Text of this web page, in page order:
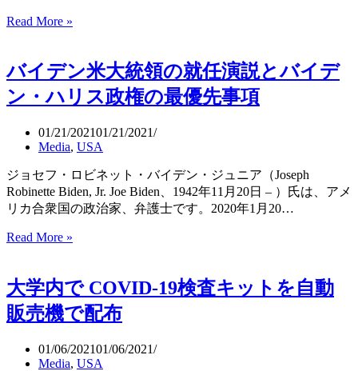
の
賭
け
YouTuber
が
勝
利
Read More »
イ
ン
さ
ぽ
ろ
雪
ま
つ
ー
チ
ャ
雪
バイデン米大統領の就任演説とバイデ
ン・ハリス政権の最優先事項
01/21/202101/21/2021
Media, USA
ジョセフ・ロビネット・バイデン・ジュニア（Joseph
Robinette Biden, Jr. Joe Biden、1942年11月20日 – ）氏は、アメ
リカ合衆国の政治家、弁護士です。2020年1月20…
Read More »
ン
米
大
領
大学内で COVID-19検査キットを自動
販売機で配布
01/06/202101/06/2021
Media, USA